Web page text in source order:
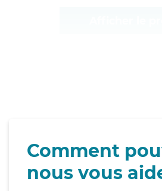
Comment
nous vous